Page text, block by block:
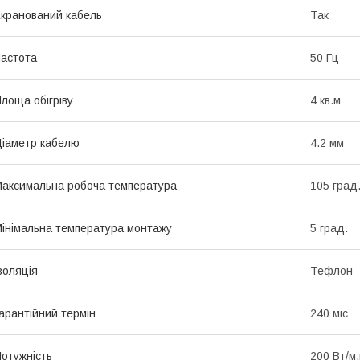
кабель Так
50 Гц
обігріву 4 кв.м
кабелю 4.2 мм
робоча температура 105 град.
температура монтажу 5 град.
Тефлон
термін 240 міс
200 Вт/